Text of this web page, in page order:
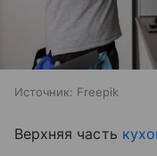
Источник: Freepik
Верхняя часть